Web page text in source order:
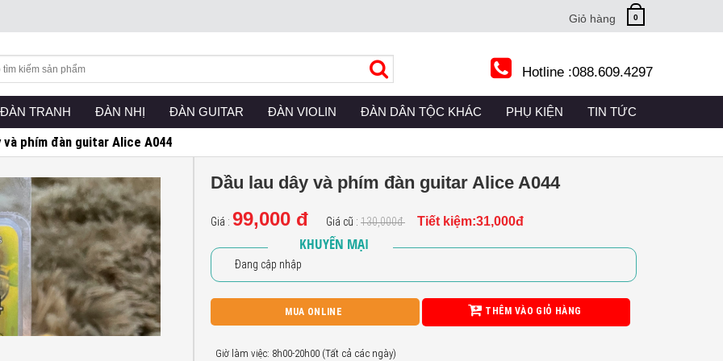
Giỏ hàng 0
Hotline :088.609.4297
ĐÀN TRANH (CURRENT)
ĐÀN NHỊ (CURRENT)
ĐÀN GUITAR (CURRENT)
ĐÀN VIOLIN (CURRENT)
ĐÀN DÂN TỘC KHÁC (CURRENT)
PHỤ KIỆN (CURRENT)
TIN TỨC
và phím đàn guitar Alice A044
Dầu lau dây và phím đàn guitar Alice A044
Giá : 99,000 đ Giá cũ : 130,000đ Tiết kiệm:31,000đ
KHUYẾN MẠI
Đang cập nhập
MUA ONLINE THÊM VÀO GIỎ HÀNG
Giờ làm việc: 8h00-20h00 (Tất cả các ngày)